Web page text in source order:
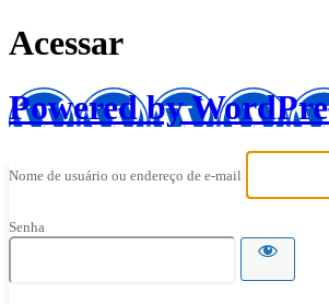
Acessar
Powered by
Nome de usuário ou endereço de e-mail
Senha